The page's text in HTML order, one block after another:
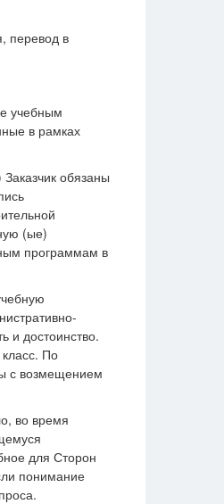
перевод в
учебным
в рамках
обязаны
(ые)
программам в
и достоинство.
По
с возмещением
во время
для Сторон
понимание